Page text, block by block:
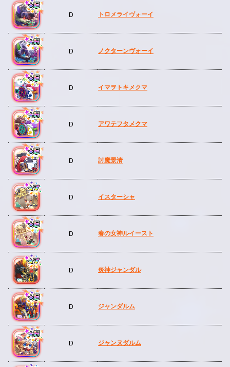
D トロメライヴォーイ
D ノクターンヴォーイ
D イマヲトキメクマ
D アワテフタメクマ
D 討魔景清
D イスターシャ
D 春の女神ルイースト
D 炎神ジャンダル
D ジャンダルム
D ジャンヌダルム